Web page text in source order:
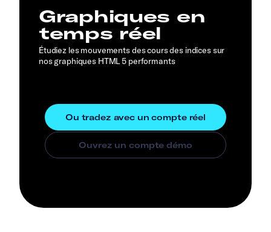
Graphiques en
temps réel
Étudiez les mouvements des cours des indices sur
nos graphiques HTML 5 performants